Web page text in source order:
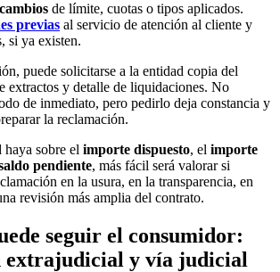
de límite, cuotas o tipos aplicados.
previas al servicio de atención al cliente y
si ya existen.
puede solicitarse a la entidad copia del
extractos y detalle de liquidaciones. No
de inmediato, pero pedirlo deja constancia y
la reclamación.
haya sobre el importe dispuesto, el importe
pendiente, más fácil será valorar si
en la usura, en la transparencia, en
revisión más amplia del contrato.
seguir el consumidor:
extrajudicial y vía judicial